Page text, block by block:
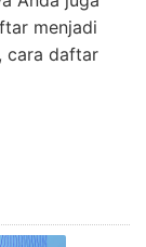
menjadi
cara daftar